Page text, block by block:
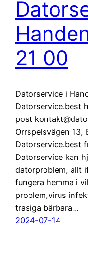
21 00
Datorservice i
Datorservice.best
post
Orrspelsvägen 13,
Datorservice.best
Datorservice kan
datorproblem, allt
fungera hemma i
problem,virus
trasiga bärbara…
2024-07-14